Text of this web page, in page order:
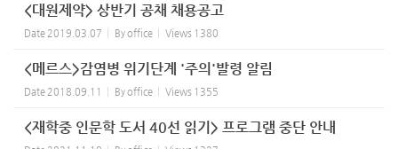
<대원제약> 상반기 공채 채용공고
Date 2019.03.07 Byoffice Views 1380
<메르스>감염병 위기단계 '주의'발령 알림
Date 2018.09.11 Byoffice Views 1355
<재학중 인문학 도서 40선 읽기> 프로그램 중단 안내